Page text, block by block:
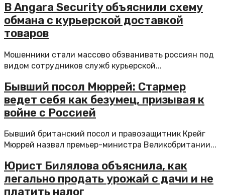
В Angara Security объяснили схему
обмана с курьерской доставкой
товаров
Мошенники стали массово обзванивать россиян под
видом сотрудников служб курьерской...
Бывший посол Мюррей: Стармер
ведет себя как безумец, призывая к
войне с Россией
Бывший британский посол и правозащитник Крейг
Мюррей назвал премьер-министра Великобритании...
Юрист Билялова объяснила, как
легально продать урожай с дачи и не
платить налог